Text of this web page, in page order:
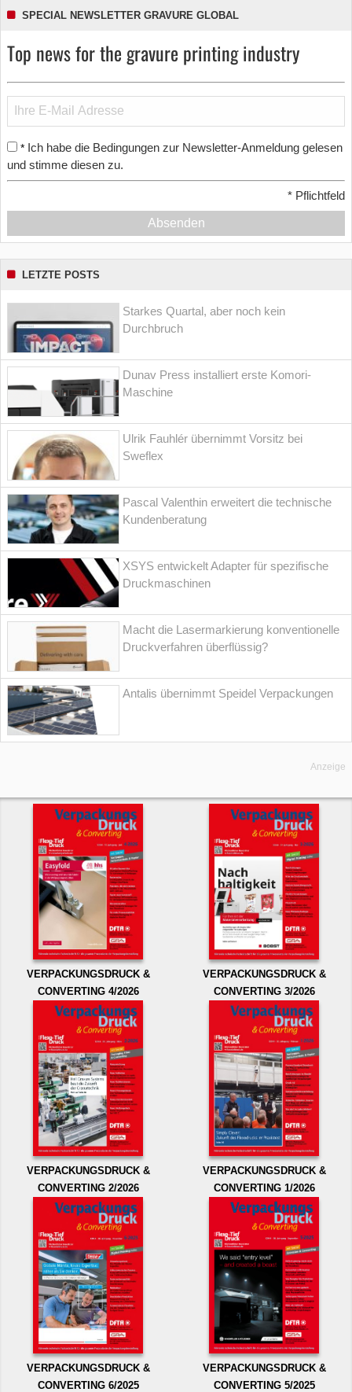
SPECIAL NEWSLETTER GRAVURE GLOBAL
Top news for the gravure printing industry
* Ich habe die Bedingungen zur Newsletter-Anmeldung gelesen
und stimme diesen zu.
* Pflichtfeld
Absenden
LETZTE POSTS
Starkes Quartal, aber noch kein
Durchbruch
Dunav Press installiert erste Komori-
Maschine
Ulrik Fauhlér übernimmt Vorsitz bei
Sweflex
Pascal Valenthin erweitert die technische
Kundenberatung
XSYS entwickelt Adapter für spezifische
Druckmaschinen
Macht die Lasermarkierung konventionelle
Druckverfahren überflüssig?
Antalis übernimmt Speidel Verpackungen
Anzeige
VERPACKUNGSDRUCK &
CONVERTING 4/2026
VERPACKUNGSDRUCK &
CONVERTING 3/2026
VERPACKUNGSDRUCK &
CONVERTING 2/2026
VERPACKUNGSDRUCK &
CONVERTING 1/2026
VERPACKUNGSDRUCK &
CONVERTING 6/2025
VERPACKUNGSDRUCK &
CONVERTING 5/2025